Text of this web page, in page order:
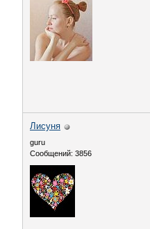
Лисуня
guru
Сообщений: 3856